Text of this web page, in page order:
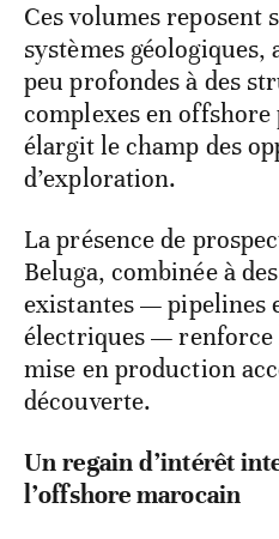
Ces volumes reposent
systèmes
peu profondes à des
complexes en
élargit le champ des
d’exploration.
La présence de
Beluga, combinée à
existantes — pipelines
électriques — renforce
mise en production
découverte.
Un regain d’intérêt
l’offshore marocain